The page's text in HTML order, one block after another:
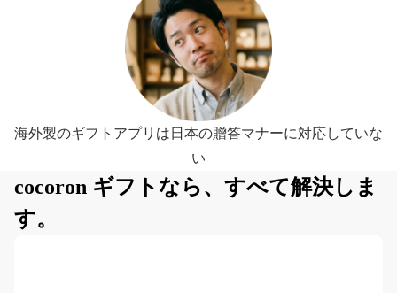
海外製のギフトアプリは日本の贈答マナーに対応していな
い
cocoron ギフトなら、すべて解決しま
す。